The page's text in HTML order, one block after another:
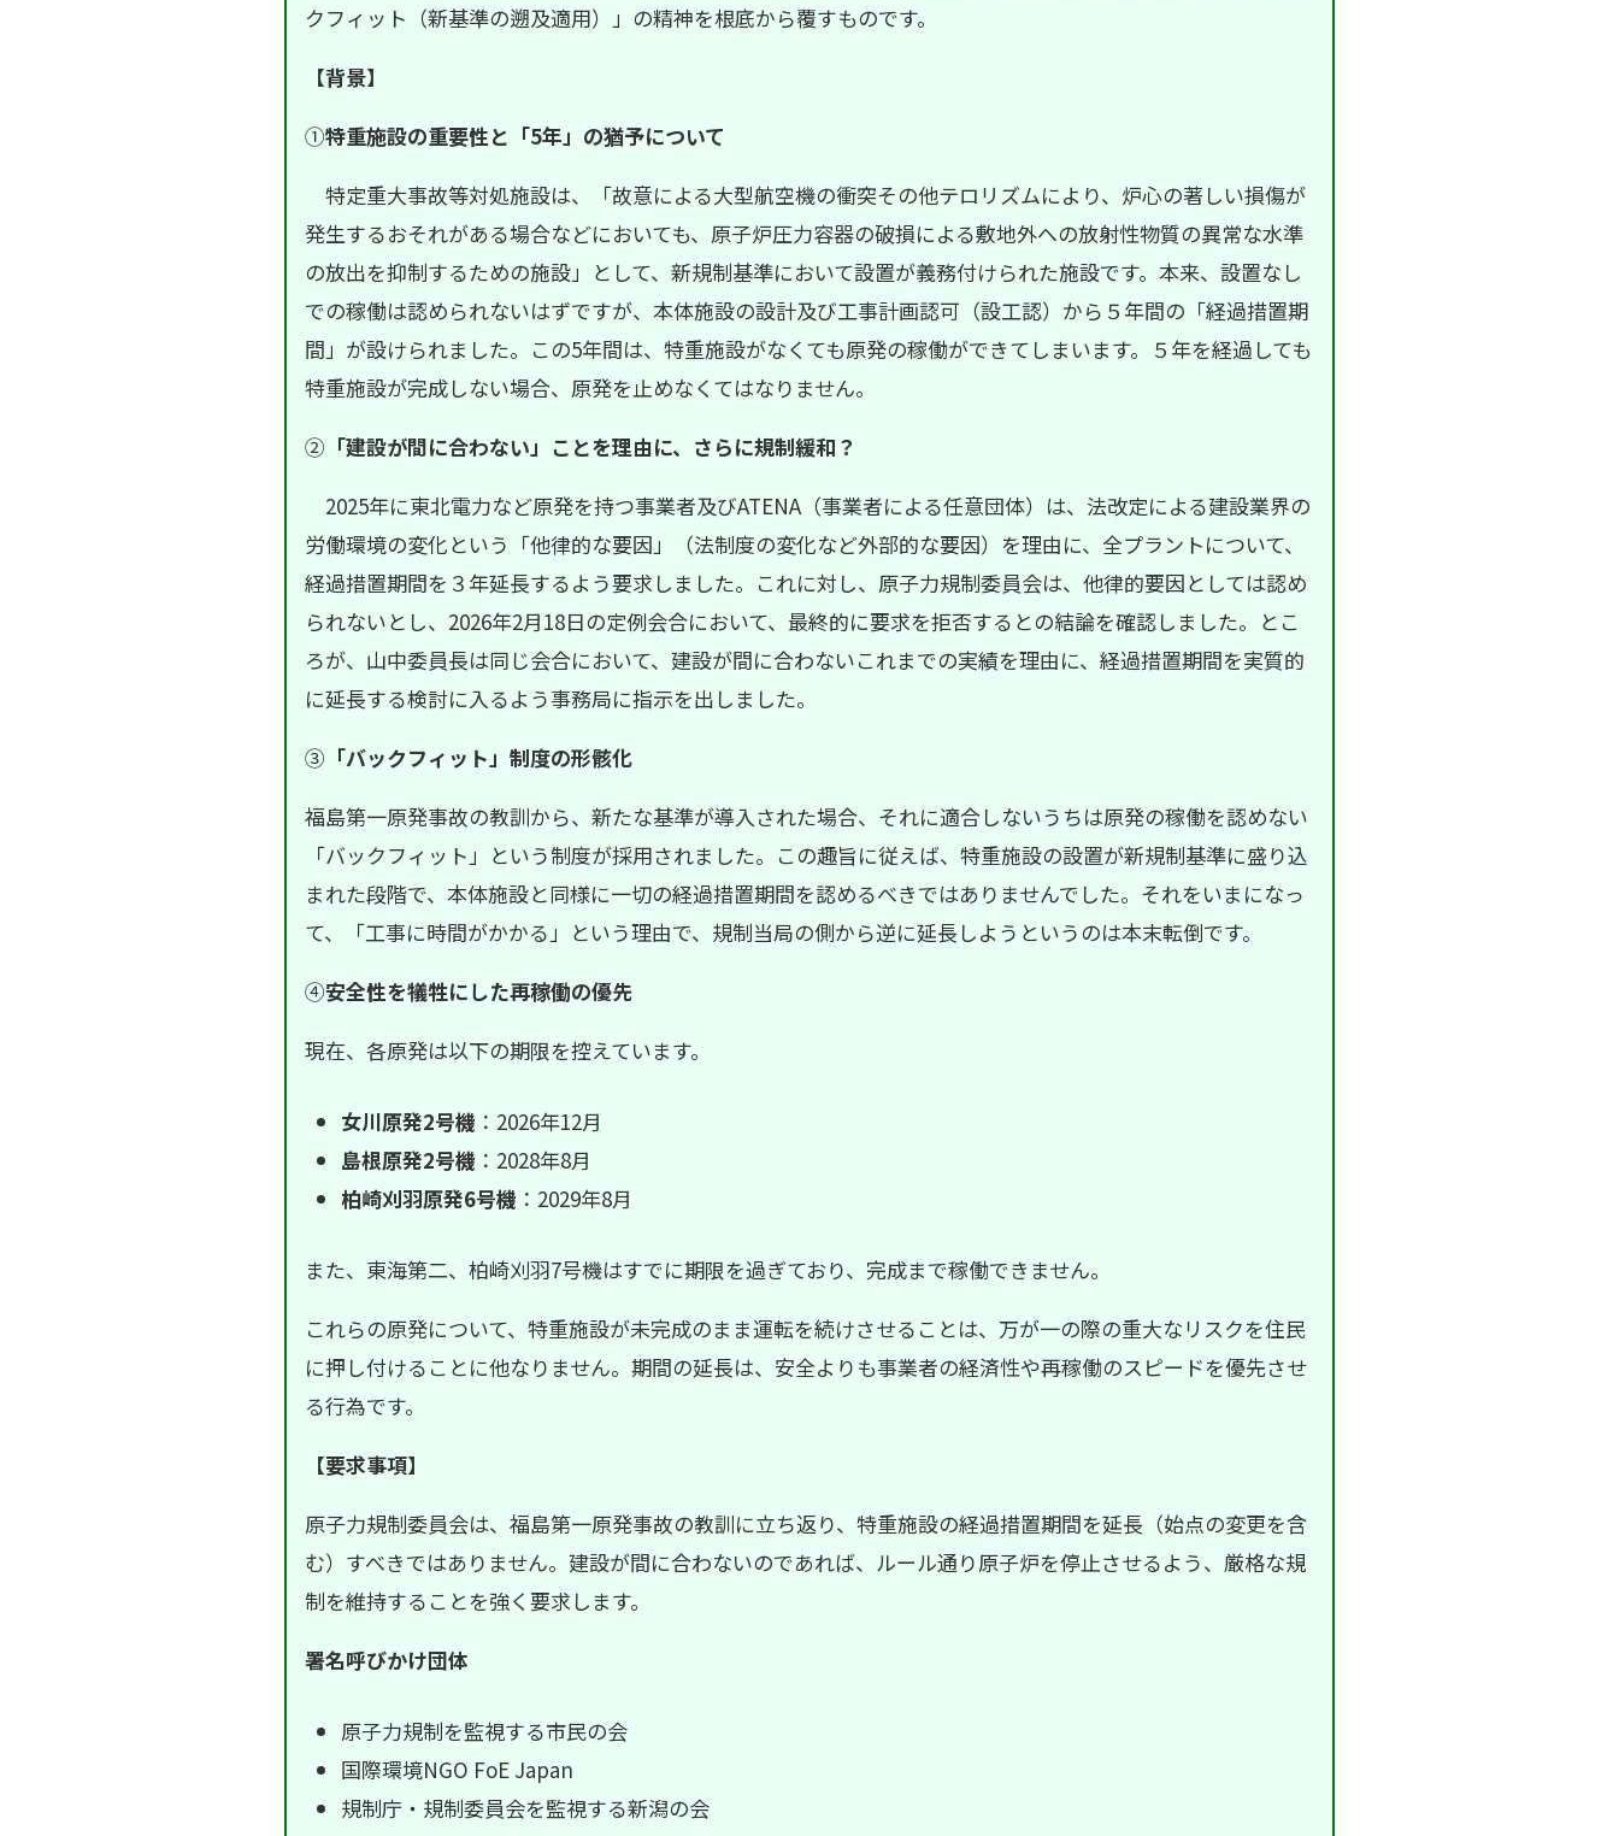
クフィット（新基準の遡及適用）」の精神を根底から覆すものです。
【背景】
①特重施設の重要性と「5年」の猶予について
特定重大事故等対処施設は、「故意による大型航空機の衝突その他テロリズムにより、炉心の著しい損傷が
発生するおそれがある場合などにおいても、原子炉圧力容器の破損による敷地外への放射性物質の異常な水準
の放出を抑制するための施設」として、新規制基準において設置が義務付けられた施設です。本来、設置なし
での稼働は認められないはずですが、本体施設の設計及び工事計画認可（設工認）から５年間の「経過措置期
間」が設けられました。この5年間は、特重施設がなくても原発の稼働ができてしまいます。５年を経過しても
特重施設が完成しない場合、原発を止めなくてはなりません。
② 「建設が間に合わない」ことを理由に、さらに規制緩和？
2025年に東北電力など原発を持つ事業者及びATENA（事業者による任意団体）は、法改定による建設業界の
労働環境の変化という「他律的な要因」（法制度の変化など外部的な要因）を理由に、全プラントについて、
経過措置期間を３年延長するよう要求しました。これに対し、原子力規制委員会は、他律的要因としては認め
られないとし、2026年2月18日の定例会合において、最終的に要求を拒否するとの結論を確認しました。とこ
ろが、山中委員長は同じ会合において、建設が間に合わないこれまでの実績を理由に、経過措置期間を実質的
に延長する検討に入るよう事務局に指示を出しました。
③ 「バックフィット」制度の形骸化
福島第一原発事故の教訓から、新たな基準が導入された場合、それに適合しないうちは原発の稼働を認めない
「バックフィット」という制度が採用されました。この趣旨に従えば、特重施設の設置が新規制基準に盛り込
まれた段階で、本体施設と同様に一切の経過措置期間を認めるべきではありませんでした。それをいまになっ
て、「工事に時間がかかる」という理由で、規制当局の側から逆に延長しようというのは本末転倒です。
④安全性を犠牲にした再稼働の優先
現在、各原発は以下の期限を控えています。
女川原発2号機 ：2026年12月
島根原発2号機 ：2028年8月
柏崎刈羽原発6号機 ：2029年8月
また、東海第二、柏崎刈羽7号機はすでに期限を過ぎており、完成まで稼働できません。
これらの原発について、特重施設が未完成のまま運転を続けさせることは、万が一の際の重大なリスクを住民
に押し付けることに他なりません。期間の延長は、安全よりも事業者の経済性や再稼働のスピードを優先させ
る行為です。
【要求事項】
原子力規制委員会は、福島第一原発事故の教訓に立ち返り、特重施設の経過措置期間を延長（始点の変更を含
む）すべきではありません。建設が間に合わないのであれば、ルール通り原子炉を停止させるよう、厳格な規
制を維持することを強く要求します。
署名呼びかけ団体
原子力規制を監視する市民の会
国際環境NGO FoE Japan
規制庁・規制委員会を監視する新潟の会